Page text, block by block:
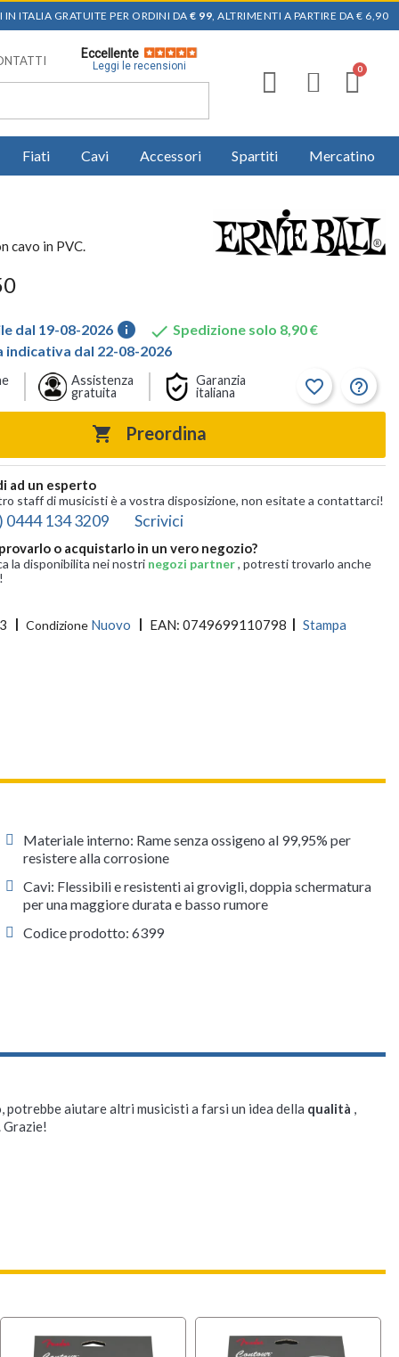
IN ITALIA GRATUITE PER ORDINI DA € 99, ALTRIMENTI A PARTIRE DA € 6,90
Eccellente
Leggi le recensioni
Fiati Cavi Accessori Spartiti Mercatino
cavo in PVC.
dal 19-08-2026 info  Spedizione solo 8,90 €
indicativa dal 22-08-2026
Assistenza
gratuita
Garanzia
italiana
favorite_border help_outline
 Preordina
ad un esperto
staff di musicisti è a vostra disposizione, non esitate a contattarci!
0444 134 3209 Scrivici
o acquistarlo in un vero negozio?
la disponibilita nei nostri negozi partner, potresti trovarlo anche
Condizione Nuovo EAN: 0749699110798 Stampa
Materiale interno: Rame senza ossigeno al 99,95% per
resistere alla corrosione
Cavi: Flessibili e resistenti ai grovigli, doppia schermatura
per una maggiore durata e basso rumore
Codice prodotto: 6399
aiutare altri musicisti a farsi un idea della qualità ,